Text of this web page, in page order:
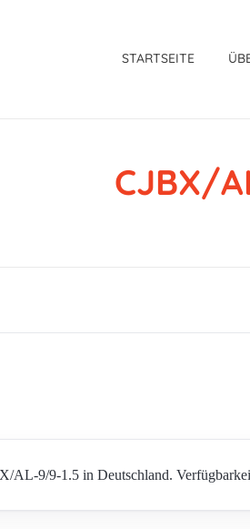
STARTSEITE
CJBX/
AL-9/9-1.5 in Deutschland.